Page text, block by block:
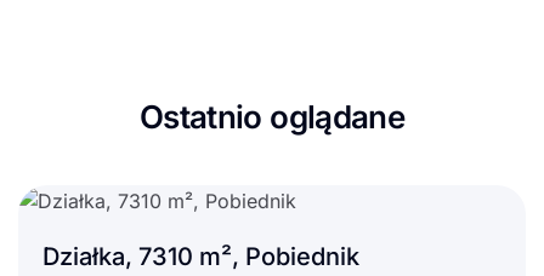
Ostatnio oglądane
Działka, 7310 m², Pobiednik